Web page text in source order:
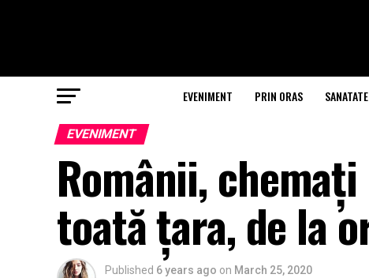
EVENIMENT PRIN ORAS SANATATE
EVENIMENT
Românii,
toată țara, de la
Published 6 years ago on March 25, 2020